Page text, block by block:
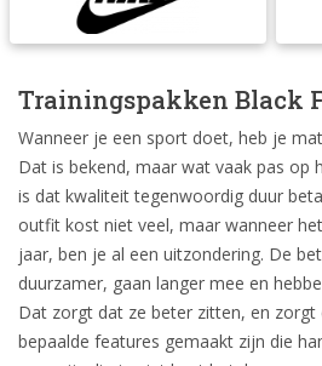
Trainingspakken Black
Wanneer je een sport doet, heb je
Dat is bekend, maar wat vaak pas op
is dat kwaliteit tegenwoordig duur
outfit kost niet veel, maar wanneer
jaar, ben je al een uitzondering. De
duurzamer, gaan langer mee en
Dat zorgt dat ze beter zitten, en
bepaalde features gemaakt zijn die